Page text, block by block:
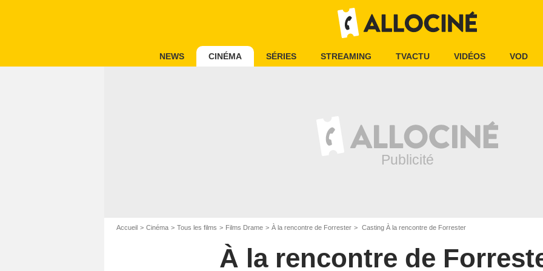
NEWS CINÉMA SÉRIES STREAMING TVACTU VIDÉOS VOD
Accueil Cinéma Tous les films Films Drame À la rencontre de Forrester Casting À la rencontre de Forrester
À la rencontre de